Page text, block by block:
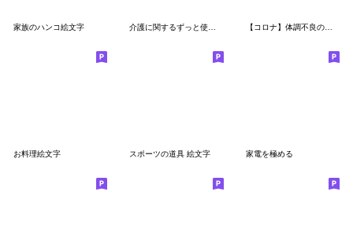
家族のハンコ絵文字 【コロナ】体調不良の絵文字2
お料理絵文字 スポーツの道具 絵文字 家電を極める